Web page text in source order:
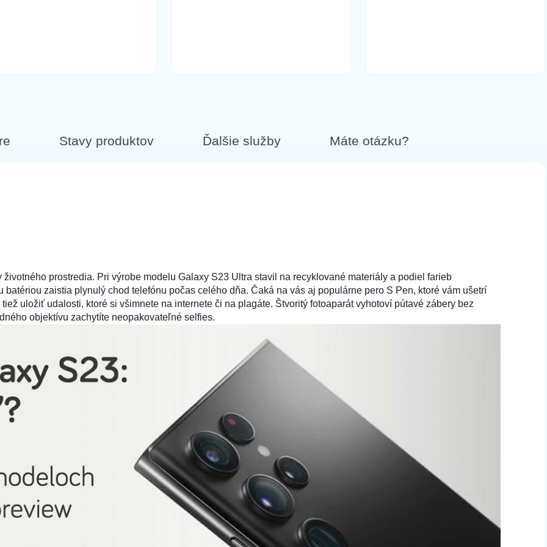
Ultra 5G Green
12,90 € Do košíka
Stavy produktov Ďalšie služby Máte otázku?
prostredia. Pri výrobe modelu Galaxy S23 Ultra stavil na recyklované materiály a podiel farieb
zaistia plynulý chod telefónu počas celého dňa. Čaká na vás aj populárne pero S Pen, ktoré vám ušetrí
uložiť udalosti, ktoré si všimnete na internete či na plagáte. Štvoritý fotoaparát vyhotoví pútavé zábery bez
objektívu zachytíte neopakovateľné selfies.